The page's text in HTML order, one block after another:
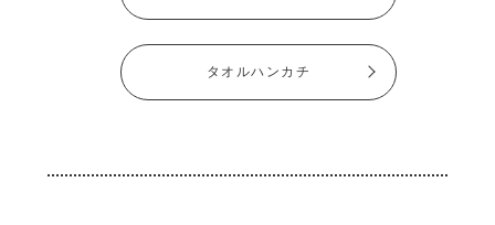
タオルハンカチ